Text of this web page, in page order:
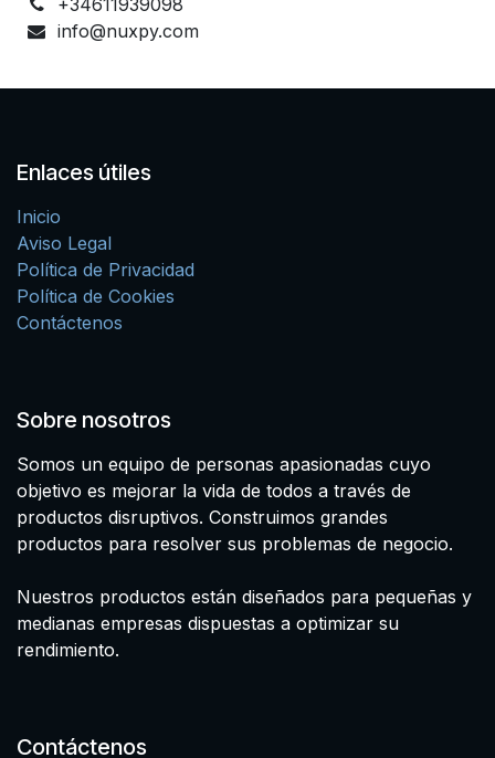
info@nuxpy.com
Enlaces útiles
Inicio
Aviso Legal
Política de Privacidad
Política de Cookies
Contáctenos
Sobre nosotros
Somos un equipo de personas apasionadas cuyo
objetivo es mejorar la vida de todos a través de
productos disruptivos. Construimos grandes
productos para resolver sus problemas de negocio.
Nuestros productos están diseñados para pequeñas y
medianas empresas dispuestas a optimizar su
rendimiento.
Contáctenos